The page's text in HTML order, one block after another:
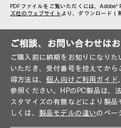
PDFファイルをご覧いただくには、Adobe®
ズ社のウェブサイト より、ダウンロード（
ご相談、お問い合わせは
ご購入前に納期をお知りになり
いただき、受付番号を控えてか
得方法は、 個人向けご利用ガイド、
参照ください。HPのPC製品は、
スタマイズの有無などにより製
しくは、 製品モデルの違いのペー